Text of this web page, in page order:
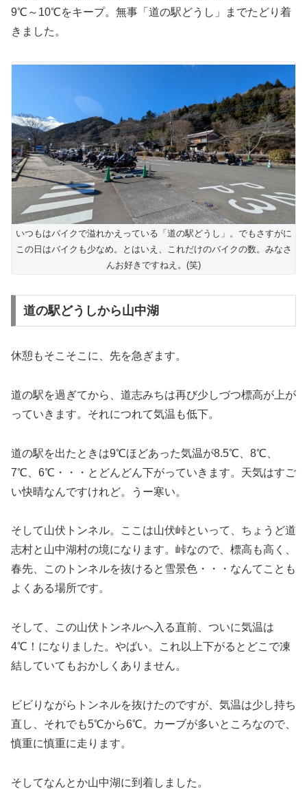
9℃～10℃をキープ。無事「道の駅どうし」までたどり着
きました。
いつもはバイクで溢れかえっている「道の駅どうし」。でもさすがに
この日はバイクも少なめ。とはいえ、これだけのバイクの数。みなさ
んお好きですねえ。(笑)
道の駅どうしから山中湖
休憩もそこそこに、先を急ぎます。
道の駅を過ぎてから、道志みちは再び少しづつ標高が上が
っていきます。それにつれて気温も低下。
道の駅を出たときは9℃ほどあった気温が8.5℃、8℃、
7℃、6℃・・・とどんどん下がっていきます。天気はすご
い快晴なんですけれど。うー寒い。
そして山伏トンネル。ここは山伏峠といって、ちょうど道
志村と山中湖村の境になります。峠なので、標高も高く、
春先、このトンネルを抜けると雪景色・・・なんてことも
よくある場所です。
そして、この山伏トンネルへ入る直前、ついに気温は
4℃！になりました。やばい。これ以上下がるとどこで凍
結していてもおかしくありません。
ビビりながらトンネルを抜けたのですが、気温は少し持ち
直し、それでも5℃から6℃。カーブが多いところなので、
慎重に慎重に走ります。
そしてなんとか山中湖に到着しました。